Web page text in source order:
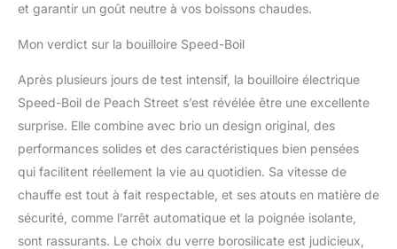
et garantir un goût neutre à vos boissons chaudes.
Mon verdict sur la bouilloire Speed-Boil
Après plusieurs jours de test intensif, la bouilloire électrique
Speed-Boil de Peach Street s’est révélée être une excellente
surprise. Elle combine avec brio un design original, des
performances solides et des caractéristiques bien pensées
qui facilitent réellement la vie au quotidien. Sa vitesse de
chauffe est tout à fait respectable, et ses atouts en matière de
sécurité, comme l’arrêt automatique et la poignée isolante,
sont rassurants. Le choix du verre borosilicate est judicieux,